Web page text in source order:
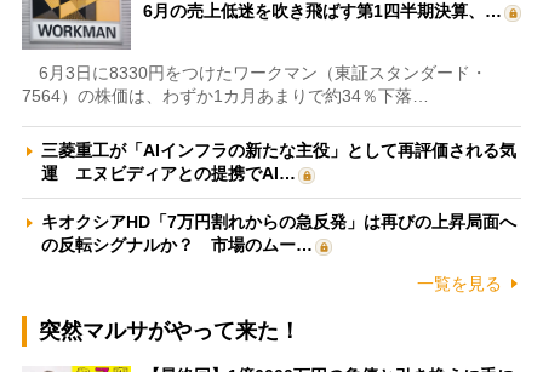
6月の売上低迷を吹き飛ばす第1四半期決算、…
6月3日に8330円をつけたワークマン（東証スタンダード・
7564）の株価は、わずか1カ月あまりで約34％下落…
三菱重工が「AIインフラの新たな主役」として再評価される気
運 エヌビディアとの提携でAI…
キオクシアHD「7万円割れからの急反発」は再びの上昇局面へ
の反転シグナルか？ 市場のムー…
一覧を見る
突然マルサがやって来た！